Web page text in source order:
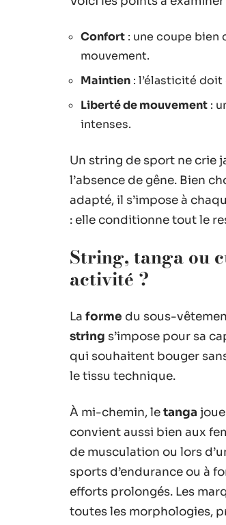
Confort : une coupe
mouvement.
Maintien : l’élasticité
Liberté de mouvement :
intenses.
Un string de sport ne crie
l’absence de gêne. Bien
adapté, il s’impose à
: elle conditionne tout le
String, tanga ou
activité ?
La forme du sous-
string s’impose pour sa
qui souhaitent bouger
le tissu technique.
À mi-chemin, letanga
convient aussi bien aux
de musculation ou lors
sports d’endurance ou à
efforts prolongés. Les
toutes les morphologies,